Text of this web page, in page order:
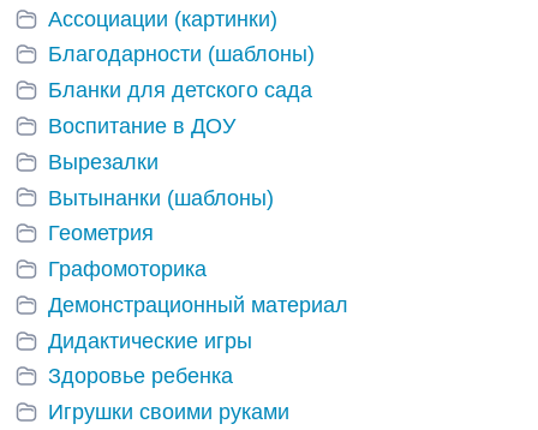
Ассоциации (картинки)
Благодарности (шаблоны)
Бланки для детского сада
Воспитание в ДОУ
Вырезалки
Вытынанки (шаблоны)
Геометрия
Графомоторика
Демонстрационный материал
Дидактические игры
Здоровье ребенка
Игрушки своими руками